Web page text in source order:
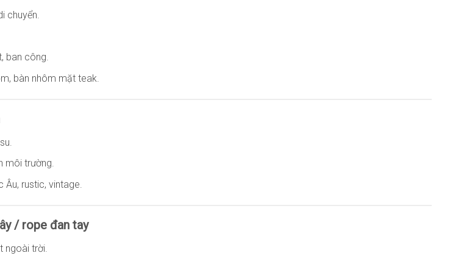
chuyển.
ban công.
bàn nhôm mặt teak.
môi trường.
rustic, vintage.
/ rope đan tay
ngoài trời.